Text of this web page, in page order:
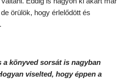
örülök, hogy érlelődött és
a könyved sorsát is nagyban
viselted, hogy éppen a